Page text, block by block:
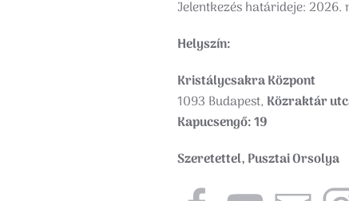
Jelentkezés határideje: 2026.
Helyszín:
Kristálycsakra Központ
1093 Budapest, Közraktár
Kapucsengő: 19
Szeretettel, Pusztai Orsolya